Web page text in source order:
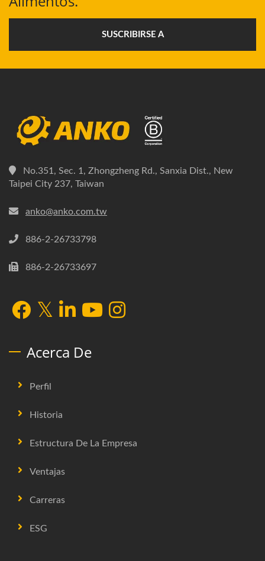
SUSCRIBIRSE A
No.351, Sec. 1, Zhongzheng Rd., Sanxia Dist., New
Taipei City 237, Taiwan
anko@anko.com.tw
886-2-26733798
886-2-26733697
Acerca De
Perfil
Historia
Estructura De La Empresa
Ventajas
Carreras
ESG